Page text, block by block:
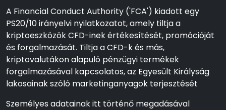
A Financial Conduct Authority ('FCA') kiadott egy
PS20/10 irányelvi nyilatkozatot, amely tiltja a
kriptoeszközök CFD-inek értékesítését, promócióját
és forgalmazását. Tiltja a CFD-k és más,
kriptovalutákon alapuló pénzügyi termékek
forgalmazásával kapcsolatos, az Egyesült Királyság
lakosainak szóló marketinganyagok terjesztését
Személyes adatainak itt történő megadásával